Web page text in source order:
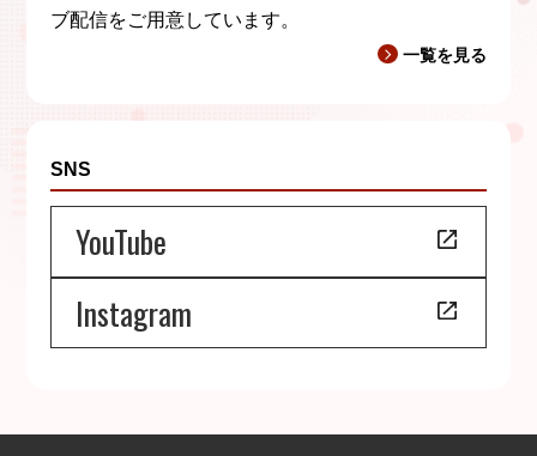
ブ配信をご用意しています。
一覧を見る
SNS
YouTube
Instagram